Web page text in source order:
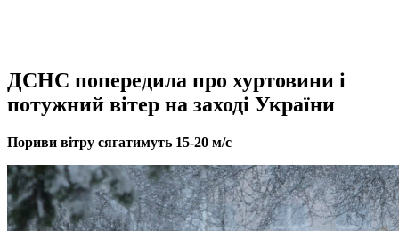
ДСНС попередила про хуртовини і
потужний вітер на заході України
Пориви вітру сягатимуть 15-20 м/с